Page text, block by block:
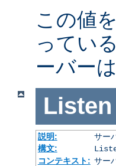
この値
ってい
ーバー
Listen
説明:
サー
構文:
コンテキスト: サー